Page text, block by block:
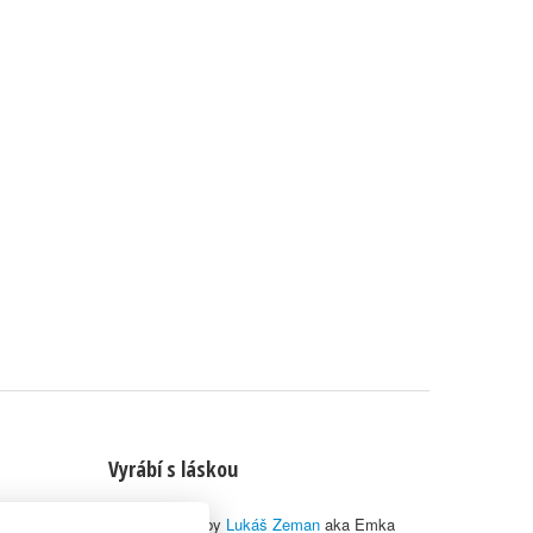
Vyrábí s láskou
© 2010–2026 by Lukáš Zeman aka Emka